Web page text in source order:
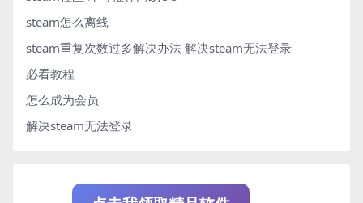
steam怎么离线
steam重复次数过多解决办法 解决steam无法登录
必看教程
怎么成为会员
解决steam无法登录